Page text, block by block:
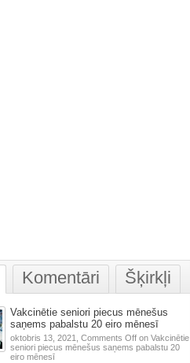
Komentāri Šķirkļi
Vakcinētie seniori piecus mēnešus
saņems pabalstu 20 eiro mēnesī
oktobris 13, 2021, Comments Offon Vakcinētie
seniori piecus mēnešus saņems pabalstu 20
eiro mēnesī